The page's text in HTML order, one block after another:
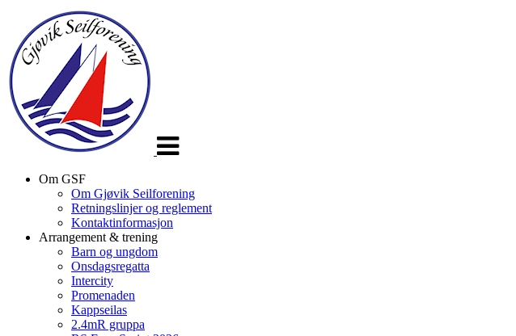
Om GSF
Om Gjøvik Seilforening
Retningslinjer og reglement
Kontaktinformasjon
Arrangement & trening
Barn og ungdom
Onsdagsregatta
Intercity
Promenaden
Kappseilas
2.4mR gruppa